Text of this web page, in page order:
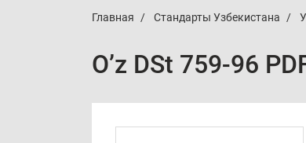
Главная Стандарты Узбекистана
O’z DSt 759-96